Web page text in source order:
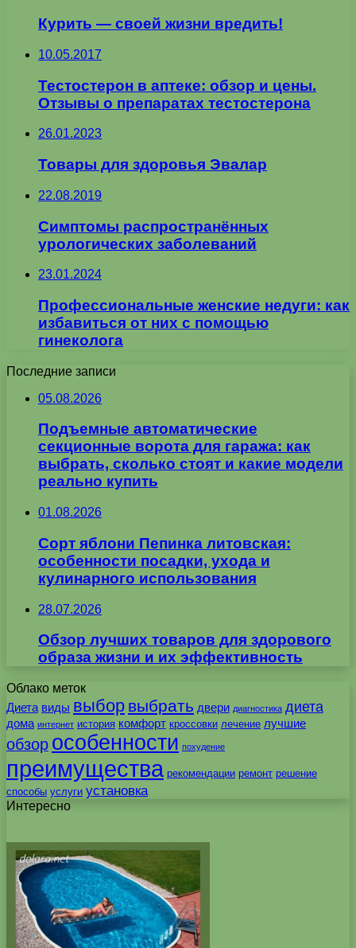
Курить — своей жизни вредить!
10.05.2017
Тестостерон в аптеке: обзор и цены.
Отзывы о препаратах тестостерона
26.01.2023
Товары для здоровья Эвалар
22.08.2019
Симптомы распространённых
урологических заболеваний
23.01.2024
Профессиональные женские недуги: как
избавиться от них с помощью
гинеколога
Последние записи
05.08.2026
Подъемные автоматические
секционные ворота для гаража: как
выбрать, сколько стоят и какие модели
реально купить
01.08.2026
Сорт яблони Пепинка литовская:
особенности посадки, ухода и
кулинарного использования
28.07.2026
Обзор лучших товаров для здорового
образа жизни и их эффективность
Облако меток
Диета виды выбор выбрать двери диагностика диета
дома интернет история комфорт кроссовки лечение лучшие
обзор особенности похудение
преимущества рекомендации ремонт решение
способы услуги установка
Интересно